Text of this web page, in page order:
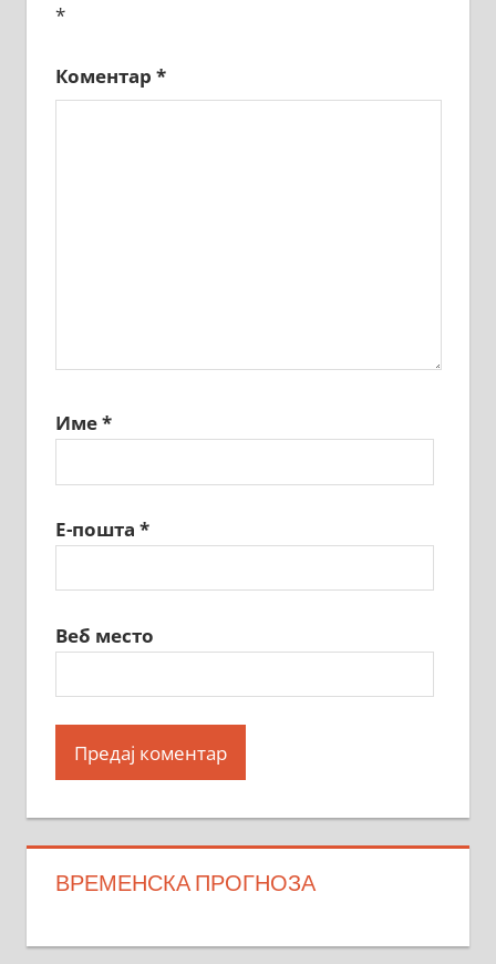
*
Коментар *
Име*
Е-пошта *
Веб место
ВРЕМЕНСКА ПРОГНОЗА